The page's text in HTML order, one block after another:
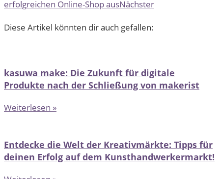
erfolgreichen Online-Shop ausNächster
Diese Artikel könnten dir auch gefallen:
kasuwa make: Die Zukunft für digitale
Produkte nach der Schließung von makerist
Weiterlesen »
Entdecke die Welt der Kreativmärkte: Tipps für
deinen Erfolg auf dem Kunsthandwerkermarkt!